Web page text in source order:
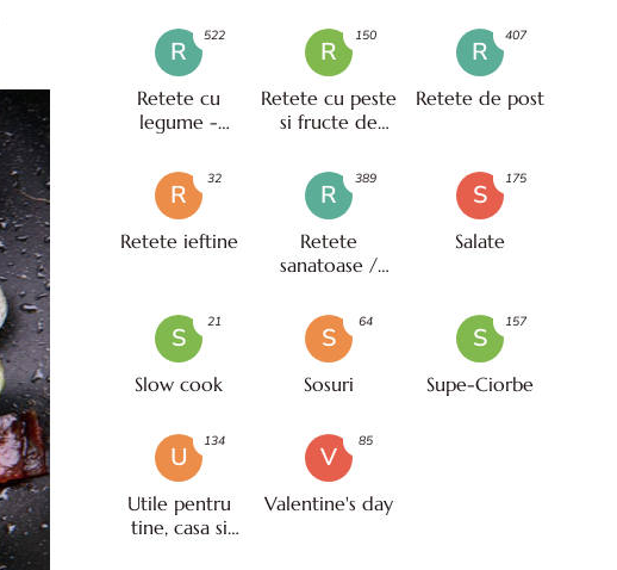
R
Retete cu
legume -
522
R
Retete cu peste
si fructe de
150
R
Retete de post
407
R
Retete ieftine
32
R
Retete
sanatoase /
389
S
Salate
175
S
Slow cook
21
S
Sosuri
64
S
Supe-Ciorbe
157
U
Utile pentru
tine, casa si
134
V
Valentine's day
85